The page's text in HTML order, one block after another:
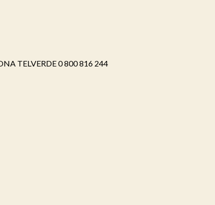
TELVERDE 0 800 816 244